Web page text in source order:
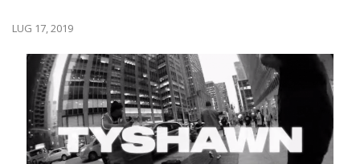
LUG 17, 2019